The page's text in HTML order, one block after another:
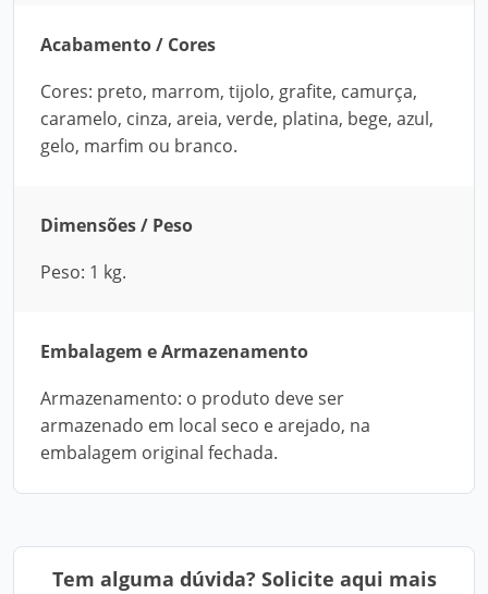
Acabamento / Cores
Cores: preto, marrom, tijolo, grafite, camurça,
caramelo, cinza, areia, verde, platina, bege, azul,
gelo, marfim ou branco.
Dimensões / Peso
Peso: 1 kg.
Embalagem e Armazenamento
Armazenamento: o produto deve ser
armazenado em local seco e arejado, na
embalagem original fechada.
Tem alguma dúvida? Solicite aqui mais